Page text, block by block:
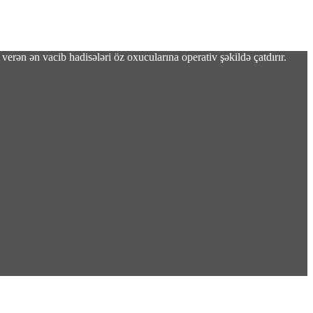
ən vacib hadisələri öz oxucularına operativ şəkildə çatdırır.